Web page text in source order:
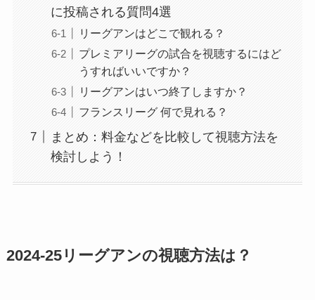
に投稿される質問4選
リーグアンはどこで観れる？
プレミアリーグの試合を視聴するにはど
うすればいいですか？
リーグアンはいつ終了しますか？
フランスリーグ 何で見れる？
まとめ：料金などを比較して視聴方法を
検討しよう！
2024-25リーグアンの視聴方法は？